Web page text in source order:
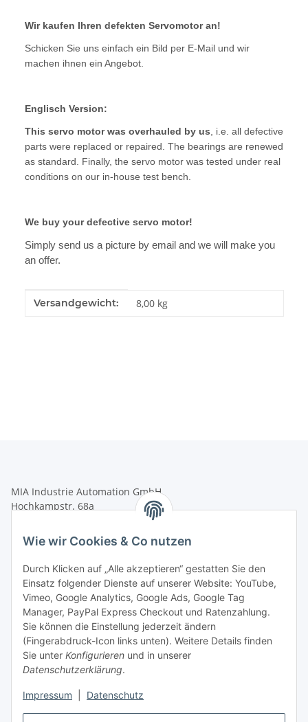
Wie wir Cookies & Co nutzen
Durch Klicken auf „Alle akzeptieren“ gestatten Sie den
Einsatz folgender Dienste auf unserer Website: YouTube,
Vimeo, Google Analytics, Google Ads, Google Tag
Manager, PayPal Express Checkout und Ratenzahlung.
Sie können die Einstellung jederzeit ändern
(Fingerabdruck-Icon links unten). Weitere Details finden
Sie unter Konfigurieren und in unserer
Datenschutzerklärung.
Impressum Datenschutz
Wir kaufen Ihren defekten Servomotor an!
Schicken Sie uns einfach ein Bild per E-Mail und wir
machen ihnen ein Angebot.
Englisch Version:
This servo motor was overhauled by us , i.e. all defective
parts were replaced or repaired. The bearings are renewed
as standard. Finally, the servo motor was tested under real
conditions on our in-house test bench.
We buy your defective servo motor!
Simply send us a picture by email and we will make you
an offer.
Produkteigenschaft
Wert
Versandgewicht: 8,00 kg
MIA Industrie Automation GmbH
Hochkampstr. 68a
Tel.: +49 (0)209 58900406
shop@mia-automation.de
Gesetzliche Informationen
Informationen